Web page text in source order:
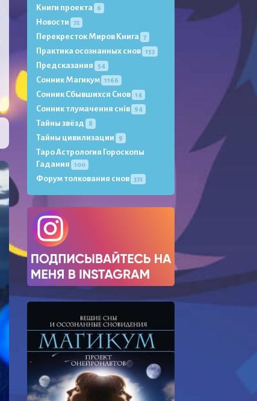
Книги проекта 6
Новости 72
Перекресток Миров Книга 7
Практика осознанных снов 153
Предсказания 54
Сонник Магикум 1166
Сонник Сбывшихся Снов 14
Сонник тлумачення снів 94
Тайны звёзд 8
Тайны цивилизации 9
Таро Астрология Гороскопы
Гадания
100
Форум толкования снов 372